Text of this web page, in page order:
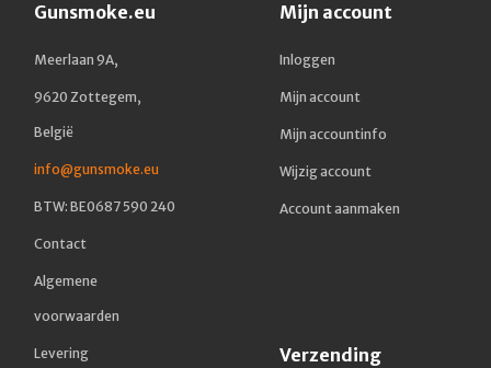
Gunsmoke.eu
Meerlaan 9A,
9620 Zottegem,
België
info@gunsmoke.eu
BTW: BE0687 590 240
Contact
Algemene
voorwaarden
Levering
Mijn account
Inloggen
Mijn account
Mijn accountinfo
Wijzig account
Account aanmaken
Verzending